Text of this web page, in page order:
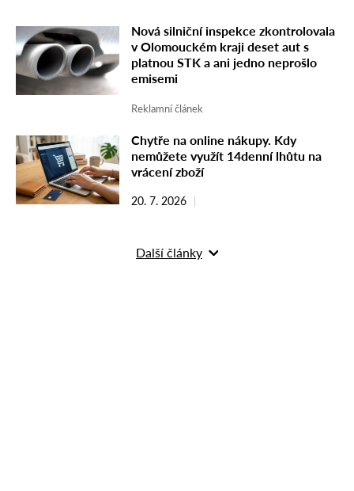
Nová silniční inspekce zkontrolovala
v Olomouckém kraji deset aut s
platnou STK a ani jedno neprošlo
emisemi
Reklamní článek
Chytře na online nákupy. Kdy
nemůžete využít 14denní lhůtu na
vrácení zboží
20. 7. 2026
Další články